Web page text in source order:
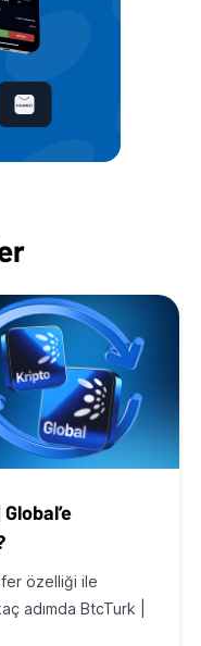
özelliği ile
adımda BtcTurk |